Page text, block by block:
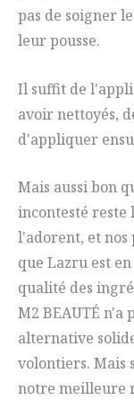
pas de soigner
leur pousse.
Il suffit de
avoir nettoyés,
d'appliquer
Mais aussi bon
incontesté reste
l'adorent, et
que Lazru est
qualité des
M2 BEAUTÉ n'a
alternative
volontiers. Mais
notre meilleure